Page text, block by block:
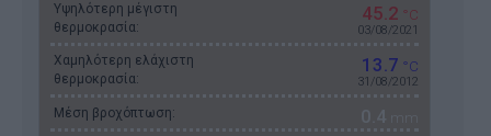
Υψηλότερη μέγιστη
θερμοκρασία:
45.2 °C
03/08/2021
Χαμηλότερη ελάχιστη
θερμοκρασία:
13.7 °C
31/08/2012
Μέση βροχόπτωση: 0.4 mm